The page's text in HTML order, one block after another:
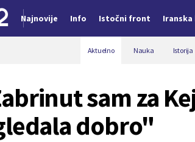
Najnovije Info Istočni front Iranska
Aktuelno Nauka Istorija
sam za
dobro"